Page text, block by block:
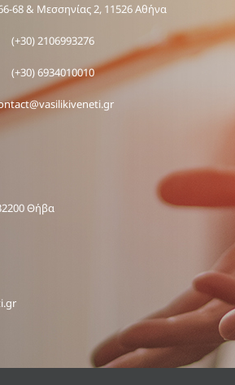
68 & Μεσσηνίας 2, 11526 Αθήνα
(+30) 2106993276
(+30) 6934010010
Θήβα